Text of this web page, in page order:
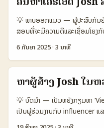
High 🧭 Local Relevance
ສະແດງວ່າ Josh ໃນຕະຫວັນ
relevance ດີແຕ່ reach ແລະ
ແລະ TikTok. ຄ່າໂຟຣມການຈ່າຍ
ການເຂົ້າສູ່ກຸ່ມຜູ້ຮຽນເຉື່ອງທ່ຽວທີ່ມີຂ
ແລະ creative alignment ເພື່ອ
ກັບບຣານຕ່າງປະເທດ. ພ້ອມກັນ ໃນເ
Samsung ຍັງແອບພື້ນເນື້ອຫາສຳ
Gadgets) — ນັ້ນແຄ່ຕົວຢ່າງວ່າບ
collaboration ກັບ creators. ສ
ທີ່ຊັດເຈນເລີຍວ່າເຈົ້າສາມາດສົ່ງຄ່າສົ
📊 ຕາຕະລາງ Data Snapshot:
ການຕິດຕໍ່ 🧩 Metric Local
👥 Monthly Active 45.000
Engagement 6.2% 4.5%
USD 300–1.200 USD
14–30 ມື້ 10–21 ມື້ 📦
25–60 EUR 🔁 Conversion
💡 ພາບອອກແນວ — ຜູ້ປະສົບກັນຢ່
ສອນທີ່ຈະມີຄວາມດີແລະເຊື່ອມໂຍງ
Singapore — ແນວນີ້ມີຄວາມສົ
ມາທີ່ສິງກະໂປ: ມີ creator talent
ຕະຫຼາດອາຊຽນ, ແລະຊະນິດເນື້ອຫ
ໃຊ້ແບບເປັນແບບ creator-led
ຕໍ່ຫົວຂໍ້ທີ່ຕ້ອງການ (ຟັງແນະນໍາ, ກາ
ທາງການສອບຖາມ (DM,
ຊັດເຈນວ່າຈະວັດຜົນແນວໃດ. ໃນບົດ
creators ຈາກ Singapore ໃນ
6 ກັນຍາ 2025·3 ນາທີ
ຫາຜູ້ສ້າງ Josh ໃນ
💡 ບົດນໍາ — ເປັນຫຍັງກຽມຫາ
ເປັນຜູ້ຮ່ວມງານກັບ influencer ແລ
ວິທີຫາຜູ້ສ້າງທີ່ເໝາະສົມແລະເຂົ້າກັ